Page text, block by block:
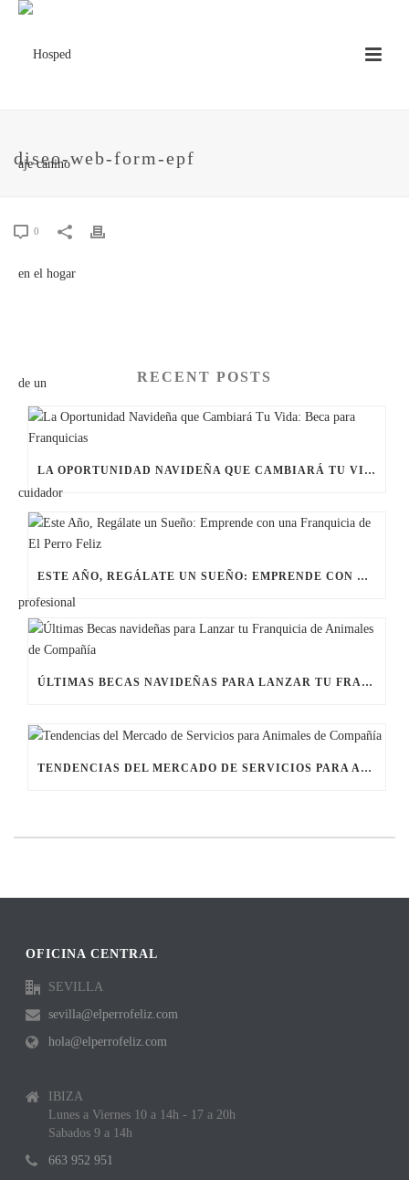
diseo-web-form-epf
0
RECENT POSTS
LA OPORTUNIDAD NAVIDEÑA QUE CAMBIARÁ TU VIDA: BECA PARA FRANQUICIAS
ESTE AÑO, REGÁLATE UN SUEÑO: EMPRENDE CON UNA FRANQUICIA DE EL PERRO FELIZ
ÚLTIMAS BECAS NAVIDEÑAS PARA LANZAR TU FRANQUICIA DE ANIMALES DE COMPAÑÍA
TENDENCIAS DEL MERCADO DE SERVICIOS PARA ANIMALES DE COMPAÑÍA
OFICINA CENTRAL
SEVILLA
sevilla@elperrofeliz.com
hola@elperrofeliz.com
IBIZA
Lunes a Viernes 10 a 14h - 17 a 20h
Sabados 9 a 14h
663 952 951